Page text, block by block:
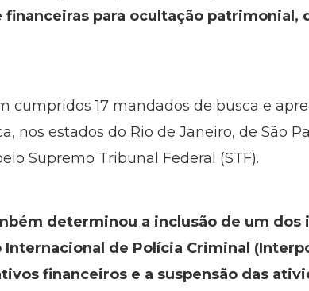
financeiras para ocultação patrimonial,
cumpridos 17 mandados de busca e
nos estados do Rio de Janeiro, de São
Supremo Tribunal Federal (STF).
determinou a inclusão de um dos
Internacional de Polícia Criminal
financeiros e a suspensão das